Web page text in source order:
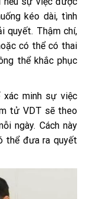
kéo dài, tình
quyết. Thậm chí,
có thể có thai
thể khắc phục
minh sự việc
tử VDT sẽ theo
ngày. Cách này
thể đưa ra quyết